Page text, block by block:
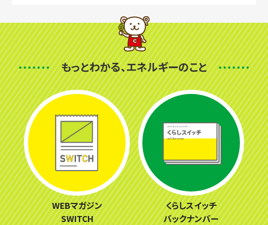
もっとわかる、エネルギーのこと
WEBマガジン
SWITCH
くらしスイッチ
バックナンバー